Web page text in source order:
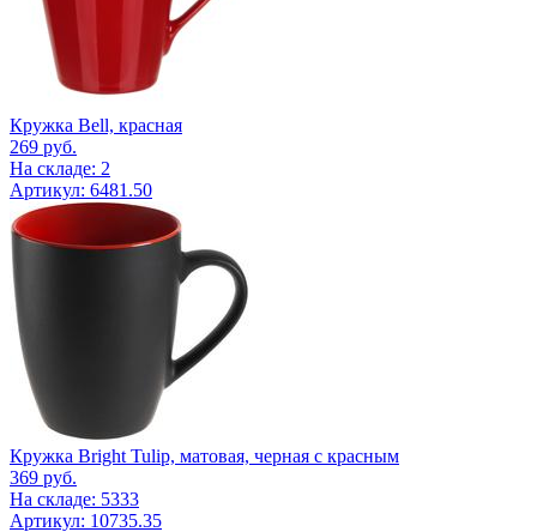
Кружка Bell, красная
269 руб.
На складе: 2
Артикул: 6481.50
Кружка Bright Tulip, матовая, черная с красным
369 руб.
На складе: 5333
Артикул: 10735.35